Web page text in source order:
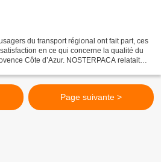
du transport régional ont fait part, ces
en ce qui concerne la qualité du
Côte d’Azur. NOSTERPACA relatait
Page suivante >